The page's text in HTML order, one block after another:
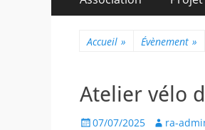
principal
Accueil » Évènement »
Atelier vélo
Posted
07/07/2025 Author
ra-